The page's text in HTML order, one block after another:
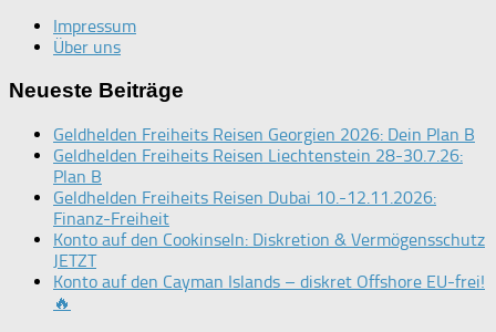
Impressum
Über uns
Neueste Beiträge
Geldhelden Freiheits Reisen Georgien 2026: Dein Plan B
Geldhelden Freiheits Reisen Liechtenstein 28-30.7.26:
Plan B
Geldhelden Freiheits Reisen Dubai 10.-12.11.2026:
Finanz-Freiheit
Konto auf den Cookinseln: Diskretion & Vermögensschutz
JETZT
Konto auf den Cayman Islands – diskret Offshore EU-frei!
🔥